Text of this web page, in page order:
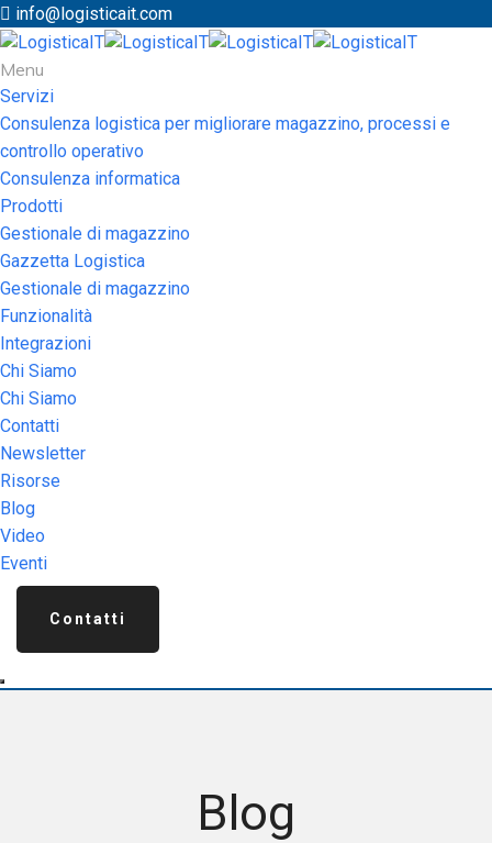
info@logisticait.com
Menu
Servizi
Consulenza logistica per migliorare magazzino, processi e
controllo operativo
Consulenza informatica
Prodotti
Gestionale di magazzino
Gazzetta Logistica
Gestionale di magazzino
Funzionalità
Integrazioni
Chi Siamo
Chi Siamo
Contatti
Newsletter
Risorse
Blog
Video
Eventi
Contatti
Blog